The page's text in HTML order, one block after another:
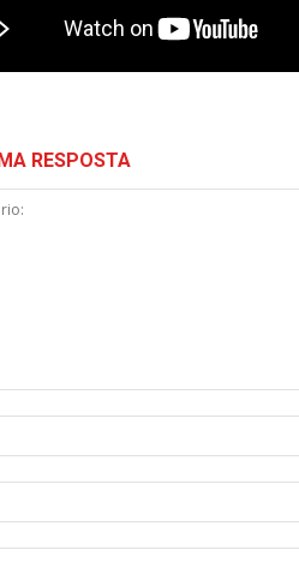
RESPOSTA